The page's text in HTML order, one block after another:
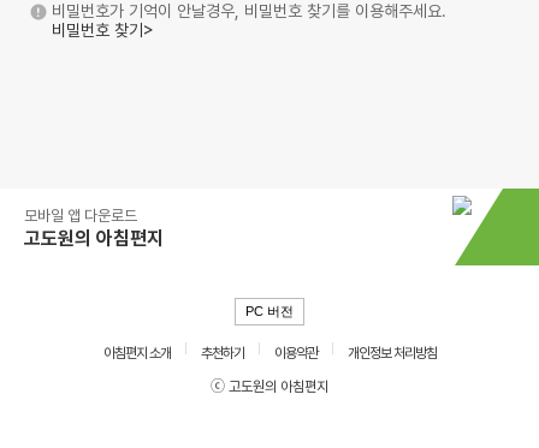
비밀번호가 기억이 안날경우, 비밀번호 찾기를 이용해주세요.
비밀번호 찾기>
모바일 앱 다운로드
고도원의 아침편지
PC 버전
아침편지 소개 추천하기 이용약관
개인정보 처리방침
ⓒ 고도원의 아침편지